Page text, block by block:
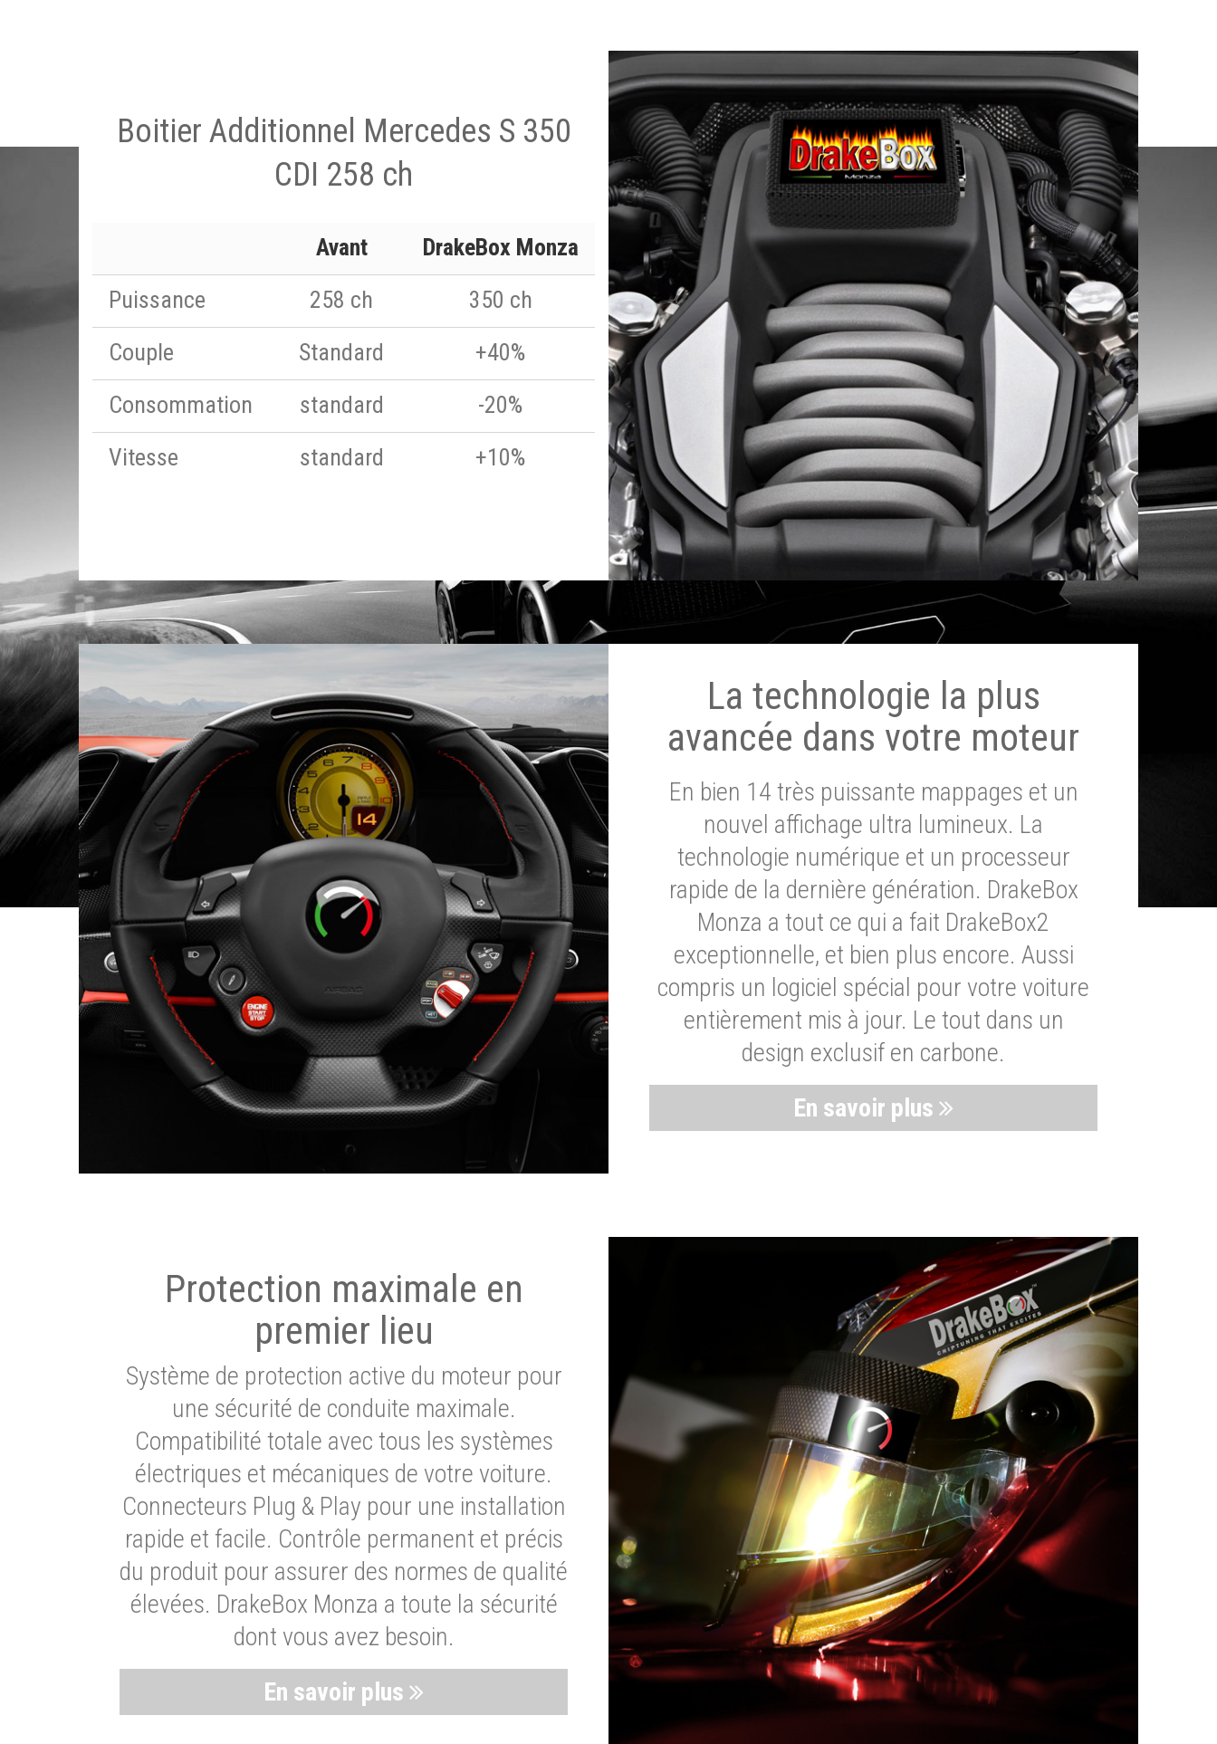
Boitier Additionnel Mercedes S 350
CDI 258 ch
Avant
DrakeBox Monza
Puissance
258 ch
350 ch
Couple
Standard
+40%
Consommation
standard
-20%
Vitesse
standard +10%
La technologie la plus
avancée dans votre moteur
En bien 14 très puissante mappages et un
nouvel affichage ultra lumineux. La
technologie numérique et un processeur
rapide de la dernière génération. DrakeBox
Monza a tout ce qui a fait DrakeBox2
exceptionnelle, et bien plus encore. Aussi
compris un logiciel spécial pour votre voiture
entièrement mis à jour. Le tout dans un
design exclusif en carbone.
En savoir plus
Protection maximale en
premier lieu
Système de protection active du moteur pour
une sécurité de conduite maximale.
Compatibilité totale avec tous les systèmes
électriques et mécaniques de votre voiture.
Connecteurs Plug & Play pour une installation
rapide et facile. Contrôle permanent et précis
du produit pour assurer des normes de qualité
élevées. DrakeBox Monza a toute la sécurité
dont vous avez besoin.
En savoir plus